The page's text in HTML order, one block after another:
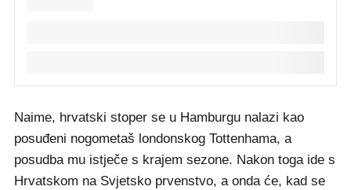
Naime, hrvatski stoper se u Hamburgu nalazi kao
posuđeni nogometaš londonskog Tottenhama, a
posudba mu istječe s krajem sezone. Nakon toga ide s
Hrvatskom na Svjetsko prvenstvo, a onda će, kad se